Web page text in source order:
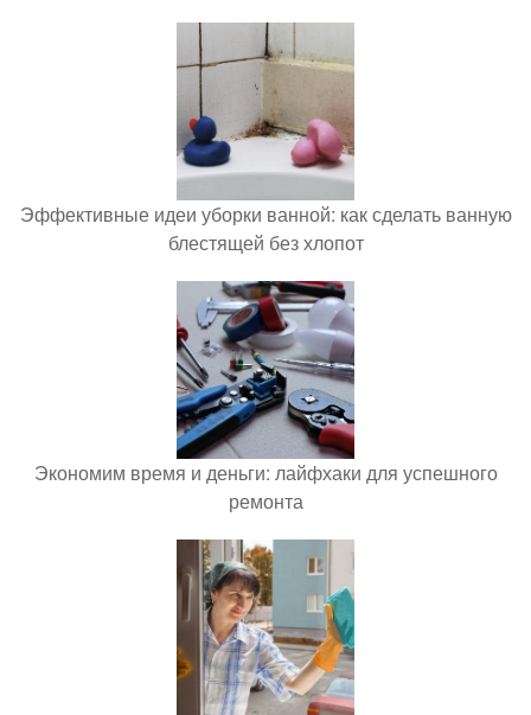
Эффективные идеи уборки ванной: как сделать ванную
блестящей без хлопот
Экономим время и деньги: лайфхаки для успешного
ремонта